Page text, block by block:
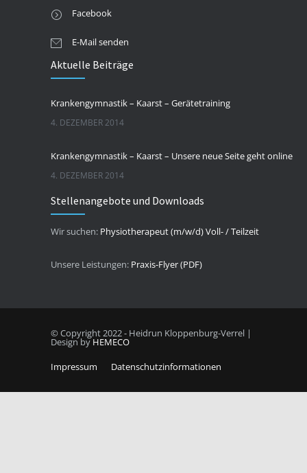
Facebook
E-Mail senden
Aktuelle Beiträge
Krankengymnastik – Kaarst – Gerätetraining
4. DEZEMBER 2014
Krankengymnastik – Kaarst – Unsere neue Seite geht online
4. DEZEMBER 2014
Stellenangebote und Downloads
Wir suchen: Physiotherapeut (m/w/d) Voll- / Teilzeit
Unsere Leistungen: Praxis-Flyer (PDF)
© Copyright 2022 - Heidrun Kloppenburg-Verrel |
Design byHEMECO
Impressum
Datenschutzinformationen